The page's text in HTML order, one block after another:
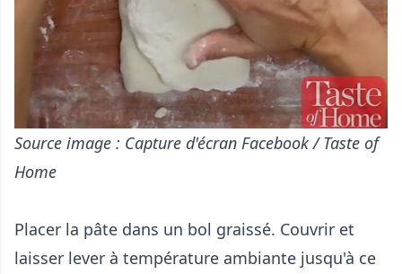
Source image : Capture d'écran Facebook / Taste of
Home
Placer la pâte dans un bol graissé. Couvrir et
laisser lever à température ambiante jusqu'à ce